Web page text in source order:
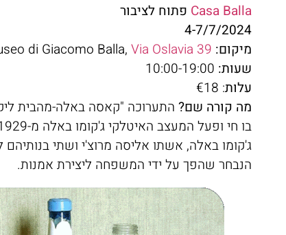
Casa Balla פתוח לציבור
4-7/7/2024
מיקום:
di Giacomo Balla,Via Oslavia 39
שעות: 10:00-19:00
עלות: €18
מה קורה שם?התערוכה "קאסה באלה-מהבית
ג'קומו באלה, אשתו אליסה מרוצ'י ושתי בנותיהם
הנבחר שהפך על ידי המשפחה ליצירת אמנות.